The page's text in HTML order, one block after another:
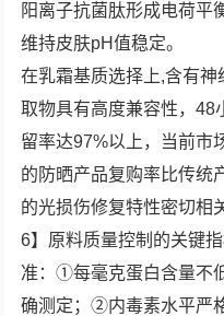
阳离子抗菌肽形成电荷平
维持皮肤pH值稳定。
在乳霜基质选择上,含有
取物具有高度兼容性，48
留率达97%以上，当前市
的防晒产品复购率比传统
的光损伤修复特性密切相
6】原料质量控制的关键
准：①每毫克蛋白含量不
确测定；②内毒素水平严